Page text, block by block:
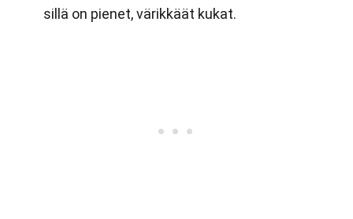
sillä on pienet, värikkäät kukat.